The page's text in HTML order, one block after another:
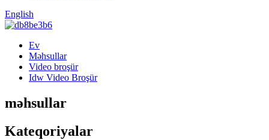
English
Ev
Məhsullar
Video broşür
Idw Video Broşür
məhsullar
Kateqoriyalar